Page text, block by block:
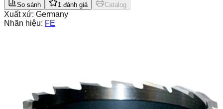
So sánh
1 đánh giá Catalog
Xuất xứ: Germany
Nhãn hiệu: FE